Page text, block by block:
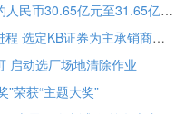
澳优2026半年度业绩预告：预计营收约人民币30.65亿元至31.65亿元 核心业务基础保持稳定
Tesollo，机器人手专业企业 启动IPO进程 选定KB证券为主承销商
启动选厂场地清除作业
荣获“主题大奖”